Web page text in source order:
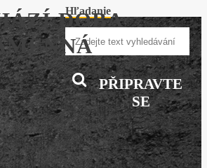
Hľadanie